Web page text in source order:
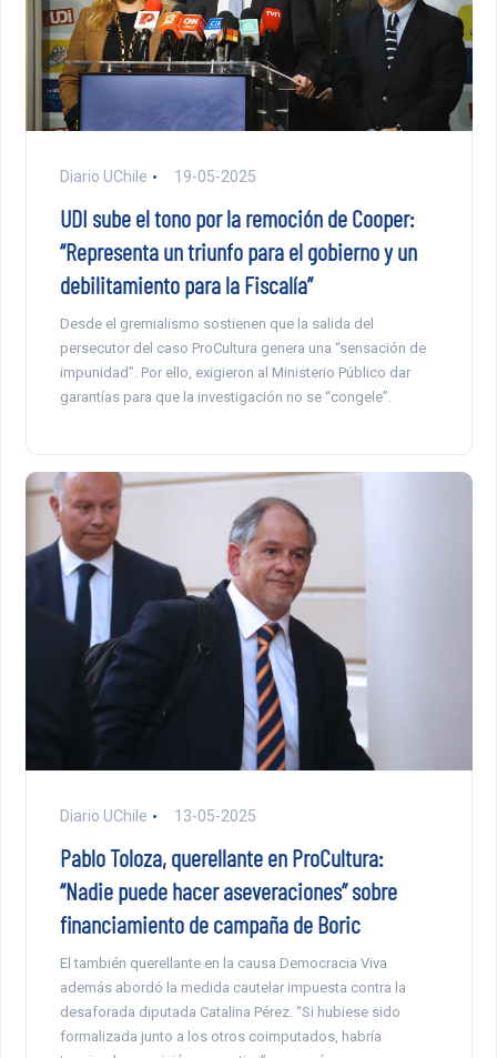
Diario UChile 19-05-2025
UDI sube el tono por la remoción de Cooper:
“Representa un triunfo para el gobierno y un
debilitamiento para la Fiscalía”
Desde el gremialismo sostienen que la salida del
persecutor del caso ProCultura genera una “sensación de
impunidad”. Por ello, exigieron al Ministerio Público dar
garantías para que la investigación no se “congele”.
Diario UChile 13-05-2025
Pablo Toloza, querellante en ProCultura:
“Nadie puede hacer aseveraciones” sobre
financiamiento de campaña de Boric
El también querellante en la causa Democracia Viva
además abordó la medida cautelar impuesta contra la
desaforada diputada Catalina Pérez. “Si hubiese sido
formalizada junto a los otros coimputados, habría